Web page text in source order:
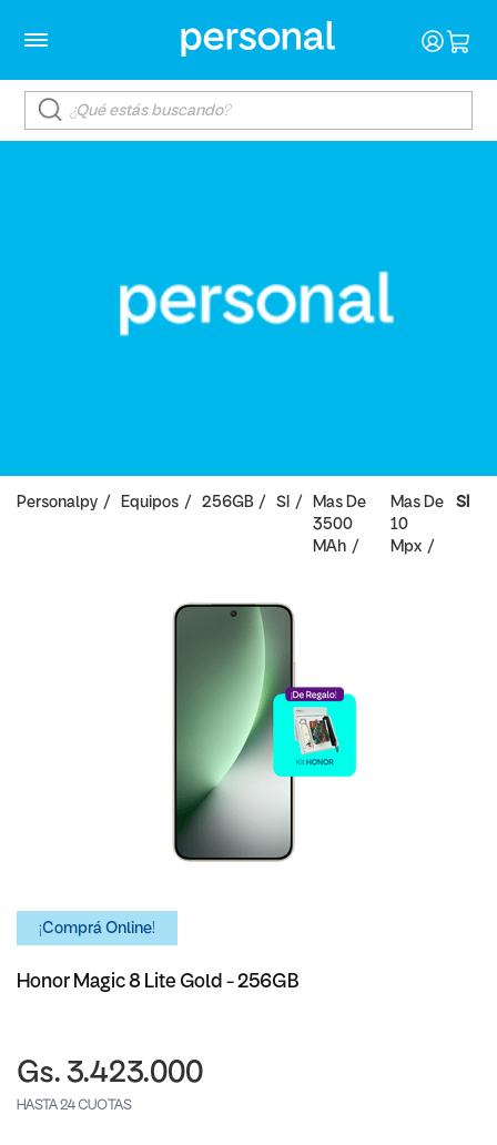
Personalpy Equipos 256GB SI
Mas De
3500
MAh
Mas De
10
Mpx
SI
¡Comprá Online!
Honor Magic 8 Lite Gold - 256GB
Gs. 3.423.000
HASTA 24 CUOTAS